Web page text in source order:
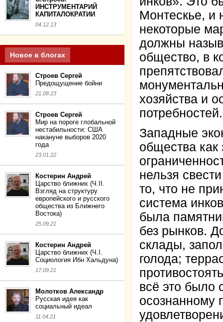
ИНСТРУМЕНТАРИЙ
КАПИТАЛОКРАТИИ
04.12.13
Новое в блогах
Строев Сергей
Предощущение бойни
21.08.23
Строев Сергей
Мир на пороге глобальной
нестабильности: США
накануне выборов 2020
года
23.01.22
Костерин Андрей
Царство ближних (Ч.II.
Взгляд на структуру
европейского и русского
общества из Ближнего
Востока)
25.09.21
Костерин Андрей
Царство ближних (Ч.I.
Социология Ибн Хальдуна)
17.09.21
Молотков Александр
Русская идея как
социальный идеал
11.04.21
Монтескье, и
некоторые
должны
общество, в
хозяйства и
потребностей.
Западные
общества
нельзя
то, что не
система
была
без рынков.
склады,
голода;
всё это было
осознанному